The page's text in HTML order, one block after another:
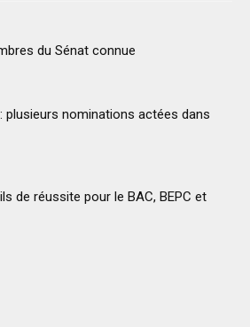
du Sénat connue
plusieurs nominations actées dans
de réussite pour le BAC, BEPC et